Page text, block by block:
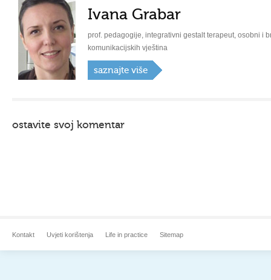
Ivana Grabar
prof. pedagogije, integrativni gestalt terapeut, osobni i
komunikacijskih vještina
saznajte više
ostavite svoj komentar
Kontakt Uvjeti korištenja Life in practice Sitemap